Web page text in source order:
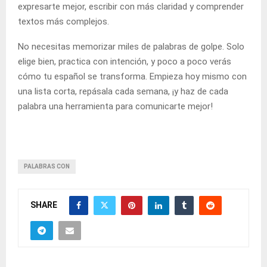
expresarte mejor, escribir con más claridad y comprender
textos más complejos.
No necesitas memorizar miles de palabras de golpe. Solo
elige bien, practica con intención, y poco a poco verás
cómo tu español se transforma. Empieza hoy mismo con
una lista corta, repásala cada semana, ¡y haz de cada
palabra una herramienta para comunicarte mejor!
PALABRAS CON
SHARE